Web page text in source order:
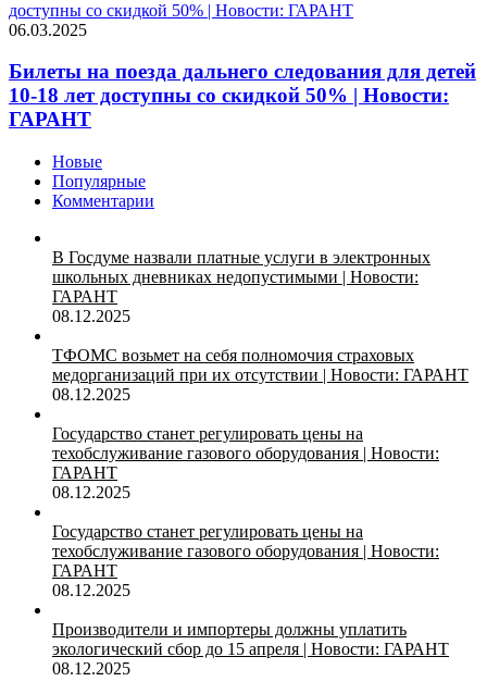
доступны со скидкой 50% | Новости: ГАРАНТ
06.03.2025
Билеты на поезда дальнего следования для детей
10-18 лет доступны со скидкой 50% | Новости:
ГАРАНТ
Новые
Популярные
Комментарии
В Госдуме назвали платные услуги в электронных
школьных дневниках недопустимыми | Новости:
ГАРАНТ
08.12.2025
ТФОМС возьмет на себя полномочия страховых
медорганизаций при их отсутствии | Новости: ГАРАНТ
08.12.2025
Государство станет регулировать цены на
техобслуживание газового оборудования | Новости:
ГАРАНТ
08.12.2025
Государство станет регулировать цены на
техобслуживание газового оборудования | Новости:
ГАРАНТ
08.12.2025
Производители и импортеры должны уплатить
экологический сбор до 15 апреля | Новости: ГАРАНТ
08.12.2025